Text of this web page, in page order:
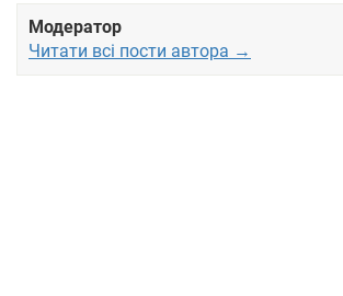
Модератор
Читати всі пости автора →